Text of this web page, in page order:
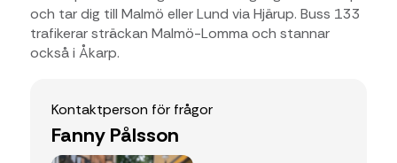
och tar dig till Malmö eller Lund via Hjärup. Buss 133
trafikerar sträckan Malmö-Lomma och stannar
också i Åkarp.
Kontaktperson för frågor
Fanny Pålsson